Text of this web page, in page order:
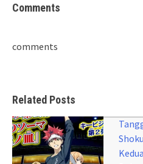
Comments
comments
Related Posts